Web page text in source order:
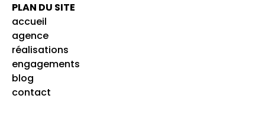
PLAN DU SITE
accueil
agence
réalisations
engagements
blog
contact